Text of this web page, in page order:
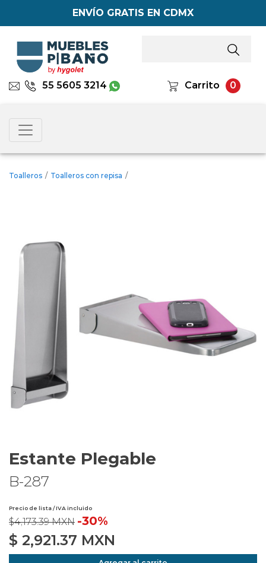
ENVÍO GRATIS EN CDMX
55 5605 3214 Carrito 0
Toalleros / Toalleros con repisa /
Estante Plegable
B-287
Precio de lista / IVA incluido
$4,173.39 MXN -30%
$ 2,921.37 MXN